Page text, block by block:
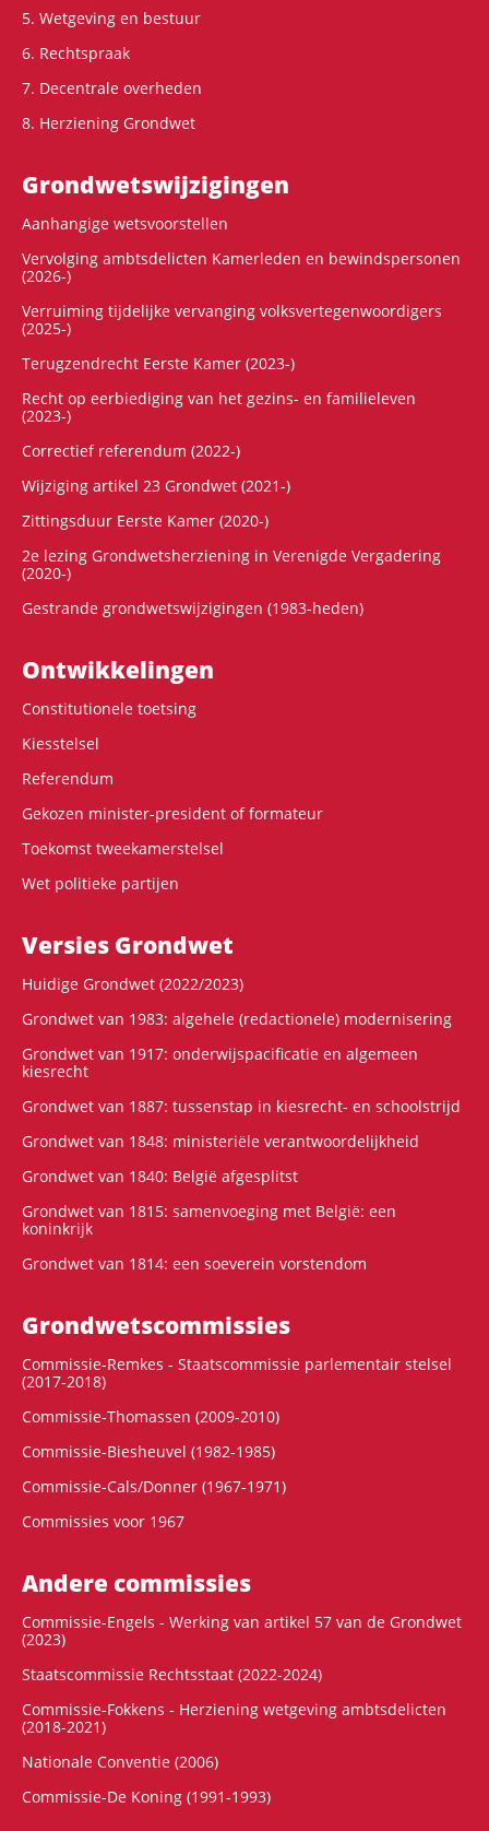
5. Wetgeving en bestuur
6. Rechtspraak
7. Decentrale overheden
8. Herziening Grondwet
Grondwets­wijzigingen
Aanhangige wetsvoorstellen
Vervolging ambtsdelicten Kamerleden en bewindspersonen
(2026-)
Verruiming tijdelijke vervanging volksvertegenwoordigers
(2025-)
Terugzendrecht Eerste Kamer (2023-)
Recht op eerbiediging van het gezins- en familieleven
(2023-)
Correctief referendum (2022-)
Wijziging artikel 23 Grondwet (2021-)
Zittingsduur Eerste Kamer (2020-)
2e lezing Grondwetsherziening in Verenigde Vergadering
(2020-)
Gestrande grondwetswijzigingen (1983-heden)
Ontwikke­lingen
Constitutionele toetsing
Kiesstelsel
Referendum
Gekozen minister-president of formateur
Toekomst tweekamerstelsel
Wet politieke partijen
Versies Grondwet
Huidige Grondwet (2022/2023)
Grondwet van 1983: algehele (redactionele) modernisering
Grondwet van 1917: onderwijspacificatie en algemeen
kiesrecht
Grondwet van 1887: tussenstap in kiesrecht- en schoolstrijd
Grondwet van 1848: ministeriële verantwoordelijkheid
Grondwet van 1840: België afgesplitst
Grondwet van 1815: samenvoeging met België: een
koninkrijk
Grondwet van 1814: een soeverein vorstendom
Grondwets­commissies
Commissie-Remkes - Staatscommissie parlementair stelsel
(2017-2018)
Commissie-Thomassen (2009-2010)
Commissie-Biesheuvel (1982-1985)
Commissie-Cals/Donner (1967-1971)
Commissies voor 1967
Andere commissies
Commissie-Engels - Werking van artikel 57 van de Grondwet
(2023)
Staatscommissie Rechtsstaat (2022-2024)
Commissie-Fokkens - Herziening wetgeving ambtsdelicten
(2018-2021)
Nationale Conventie (2006)
Commissie-De Koning (1991-1993)